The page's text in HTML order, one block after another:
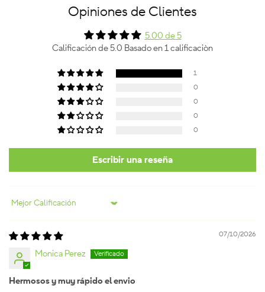
Opiniones de Clientes
5.00 de 5
Calificación de 5.0 Basado en 1 calificaciòn
1
0
0
0
0
Escribir una reseña
Sort by
07/10/2026
Monica Perez
Hermosos y muy rápido el envio